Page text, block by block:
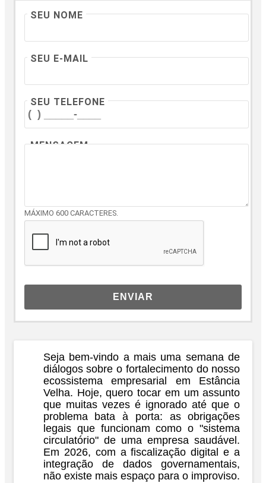
SEU NOME
SEU E-MAIL
SEU TELEFONE
MENSAGEM
MÁXIMO 600 CARACTERES.
ENVIAR
Seja bem-vindo a mais uma semana de
diálogos sobre o fortalecimento do nosso
ecossistema empresarial em Estância
Velha. Hoje, quero tocar em um assunto
que muitas vezes é ignorado até que o
problema bata à porta: as obrigações
legais que funcionam como o "sistema
circulatório" de uma empresa saudável.
Em 2026, com a fiscalização digital e a
integração de dados governamentais,
não existe mais espaço para o improviso.